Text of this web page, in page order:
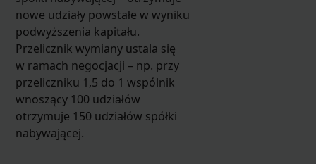
nowe udziały powstałe w wyniku
podwyższenia kapitału.
Przelicznik wymiany ustala się
w ramach negocjacji – np. przy
przeliczniku 1,5 do 1 wspólnik
wnoszący 100 udziałów
otrzymuje 150 udziałów spółki
nabywającej.